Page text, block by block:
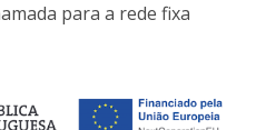
para a rede fixa